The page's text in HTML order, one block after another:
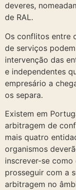
deveres,
de RAL.
Os conflitos entre
de serviços
intervenção das
e independentes
empresário a
os separa.
Existem em
arbitragem de
mais quatro
organismos
inscrever-se como
prosseguir com a
arbitragem no